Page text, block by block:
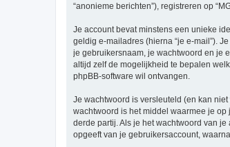
“anonieme berichten”), registreren op
Je account bevat minstens een unieke
geldig e-mailadres (hierna “je e-mail”).
je gebruikersnaam, je wachtwoord en je
altijd zelf de mogelijkheid te bepalen
phpBB-software wil ontvangen.
Je wachtwoord is versleuteld (en kan
wachtwoord is het middel waarmee je
derde partij. Als je het wachtwoord van
opgeeft van je gebruikersaccount,